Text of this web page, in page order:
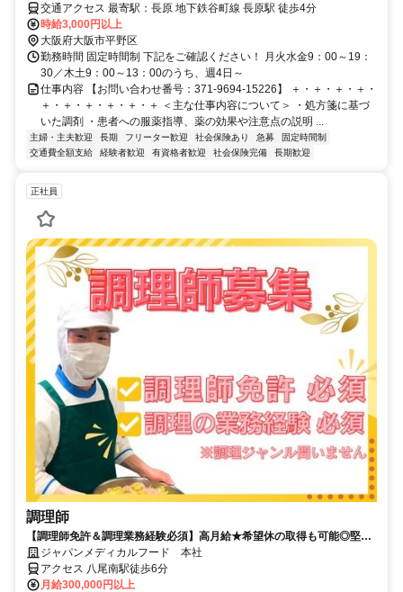
交通アクセス 最寄駅：長原 地下鉄谷町線 長原駅 徒歩4分
時給3,000円以上
大阪府大阪市平野区
勤務時間 固定時間制 下記をご確認ください！ 月火水金9：00～19：
30／木土9：00～13：00のうち、週4日～
仕事内容 【お問い合わせ番号：371-9694-15226】 ＋・＋・＋・＋・
＋・＋・＋・＋・＋・＋ ＜主な仕事内容について＞ ・処方箋に基づ
いた調剤 ・患者への服薬指導、薬の効果や注意点の説明 ...
主婦・主夫歓迎 長期 フリーター歓迎 社会保険あり 急募
固定時間制
交通費全額支給
経験者歓迎 有資格者歓迎 社会保険完備 長期歓迎
正社員
調理師
【調理師免許＆調理業務経験必須】高月給★希望休の取得も可能◎堅苦
しいレシピなし！
ジャパンメディカルフード 本社
アクセス 八尾南駅徒歩6分
月給300,000円以上